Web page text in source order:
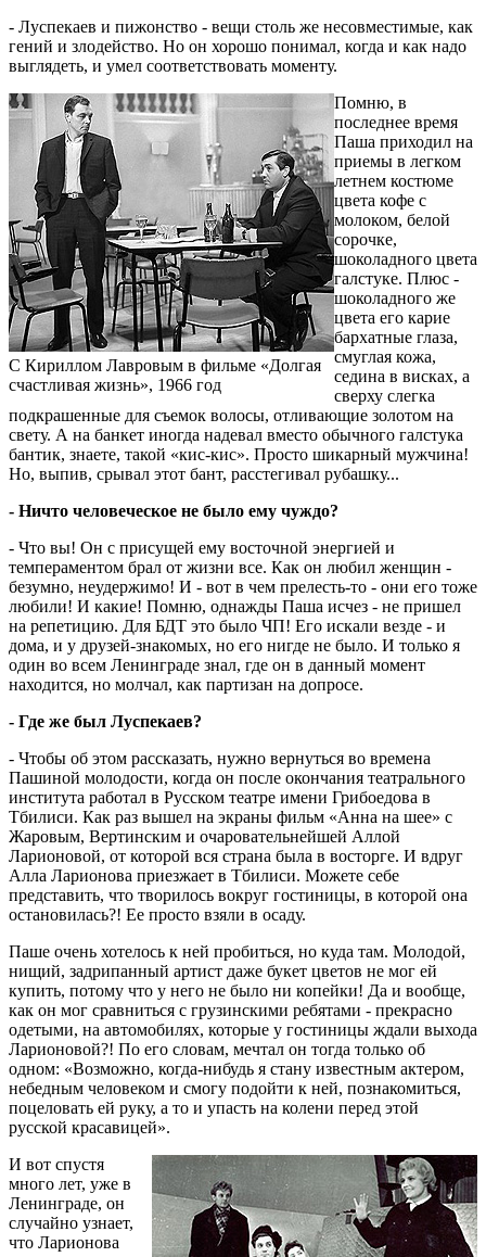
- Луспекаев и пижонство - вещи столь же несовместимые, как
гений и злодейство. Но он хорошо понимал, когда и как надо
выглядеть, и умел соответствовать моменту.
С Кириллом Лавровым в фильме «Долгая
счастливая жизнь», 1966 год
Помню, в
последнее время
Паша приходил на
приемы в легком
летнем костюме
цвета кофе с
молоком, белой
сорочке,
шоколадного цвета
галстуке. Плюс -
шоколадного же
цвета его карие
бархатные глаза,
смуглая кожа,
седина в висках, а
сверху слегка
подкрашенные для съемок волосы, отливающие золотом на
свету. А на банкет иногда надевал вместо обычного галстука
бантик, знаете, такой «кис-кис». Просто шикарный мужчина!
Но, выпив, срывал этот бант, расстегивал рубашку...
- Ничто человеческое не было ему чуждо?
- Что вы! Он с присущей ему восточной энергией и
темпераментом брал от жизни все. Как он любил женщин -
безумно, неудержимо! И - вот в чем прелесть-то - они его тоже
любили! И какие! Помню, однажды Паша исчез - не пришел
на репетицию. Для БДТ это было ЧП! Его искали везде - и
дома, и у друзей-знакомых, но его нигде не было. И только я
один во всем Ленинграде знал, где он в данный момент
находится, но молчал, как партизан на допросе.
- Где же был Луспекаев?
- Чтобы об этом рассказать, нужно вернуться во времена
Пашиной молодости, когда он после окончания театрального
института работал в Русском театре имени Грибоедова в
Тбилиси. Как раз вышел на экраны фильм «Анна на шее» с
Жаровым, Вертинским и очаровательнейшей Аллой
Ларионовой, от которой вся страна была в восторге. И вдруг
Алла Ларионова приезжает в Тбилиси. Можете себе
представить, что творилось вокруг гостиницы, в которой она
остановилась?! Ее просто взяли в осаду.
Паше очень хотелось к ней пробиться, но куда там. Молодой,
нищий, задрипанный артист даже букет цветов не мог ей
купить, потому что у него не было ни копейки! Да и вообще,
как он мог сравниться с грузинскими ребятами - прекрасно
одетыми, на автомобилях, которые у гостиницы ждали выхода
Ларионовой?! По его словам, мечтал он тогда только об
одном: «Возможно, когда-нибудь я стану известным актером,
небедным человеком и смогу подойти к ней, познакомиться,
поцеловать ей руку, а то и упасть на колени перед этой
русской красавицей».
И вот спустя
много лет, уже в
Ленинграде, он
случайно узнает,
что Ларионова